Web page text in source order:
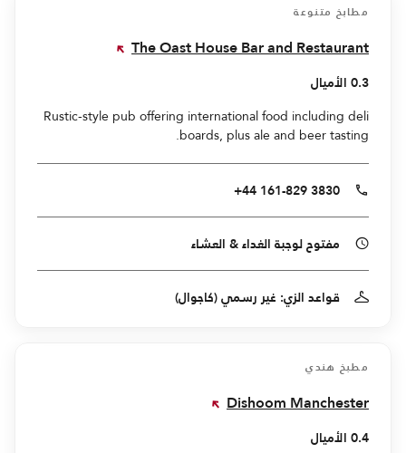
مطابخ متنوعة
The Oast House Bar and Restaurant
0.3 الأميال
Rustic-style pub offering international food including deli
boards, plus ale and beer tasting.
+44 161-829 3830
مفتوح لوجبة الغداء & العشاء
قواعد الزي: غير رسمي (كاجوال)
مطبخ هندي
Dishoom Manchester
0.4 الأميال